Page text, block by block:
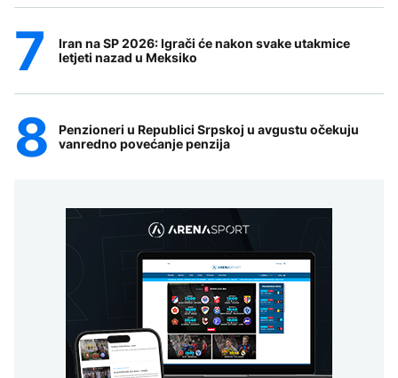
Iran na SP 2026: Igrači će nakon svake utakmice
letjeti nazad u Meksiko
Penzioneri u Republici Srpskoj u avgustu očekuju
vanredno povećanje penzija